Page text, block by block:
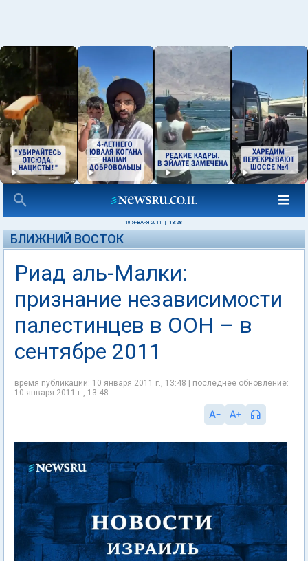
10 ЯНВАРЯ 2011 13:28
БЛИЖНИЙ ВОСТОК
Риад аль-Малки:
признание независимости
палестинцев в ООН – в
сентябре 2011
время публикации: 10 января 2011 г., 13:48 | последнее обновление:
10 января 2011 г., 13:48